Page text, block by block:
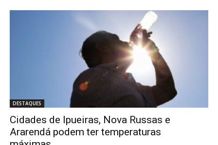
DESTAQUES
Cidades de Ipueiras, Nova Russas e
Ararendá podem ter temperaturas